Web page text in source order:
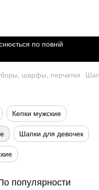
по повній
шарфы, перчатки
Кепки мужские
Шапки для девочек
популярности